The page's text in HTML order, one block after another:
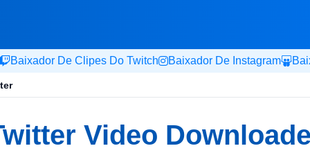
Baixador De Clipes Do Twitch Baixador De Instagram
Video